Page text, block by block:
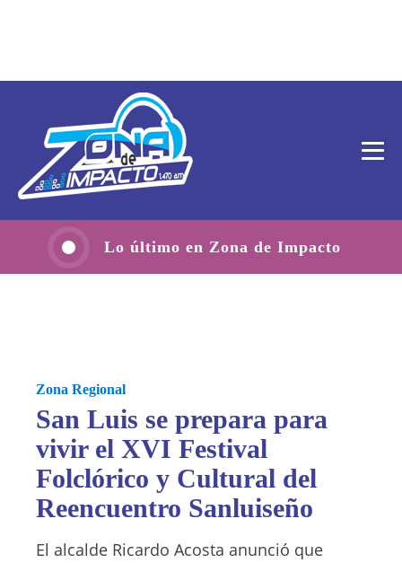
Lo último en Zona de Impacto
Zona Regional
San Luis se prepara para
vivir el XVI Festival
Folclórico y Cultural del
Reencuentro Sanluiseño
El alcalde Ricardo Acosta anunció que